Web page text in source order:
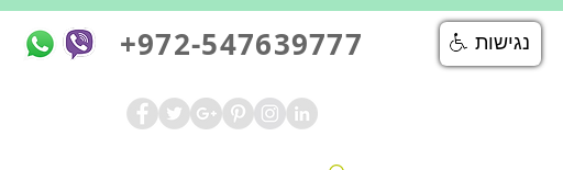
+972-547639777 נגישות